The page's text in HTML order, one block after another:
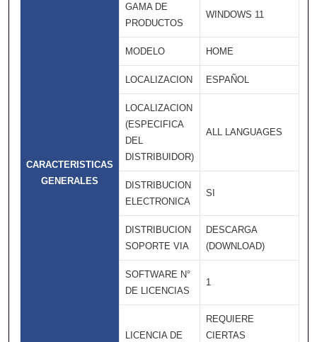
CARACTERISTICAS
GENERALES
GAMA DE
PRODUCTOS
WINDOWS 11
MODELO HOME
LOCALIZACION ESPAÑOL
LOCALIZACION
(ESPECIFICA
DEL
DISTRIBUIDOR)
ALL LANGUAGES
DISTRIBUCION
ELECTRONICA
SI
DISTRIBUCION
SOPORTE VIA
DESCARGA
(DOWNLOAD)
SOFTWARE N°
DE LICENCIAS
1
LICENCIA DE
REQUIERE
CIERTAS